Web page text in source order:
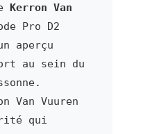
Kerron Van
Pro D2
aperçu
au sein du
Van Vuuren
qui